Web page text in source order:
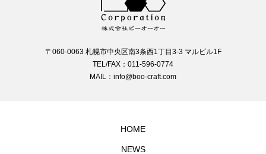
〒060-0063 札幌市中央区南3条西1丁目3-3 マルビル1F
TEL/FAX：011-596-0774
MAIL：info@boo-craft.com
HOME
NEWS